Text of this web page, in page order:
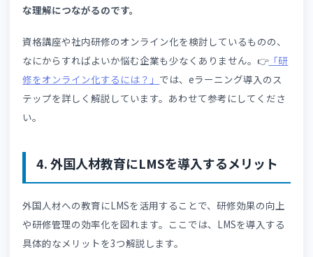
本機能
LMS（eラーニングシステム）は、教材配信や受講管理、テ
スト実施などを一元管理できる学習管理システムです。
そのなかで多言語対応LMSは、外国人受講者向けにさまざ
な言語で学習環境を提供できる仕組みを備えています。
例えば、LMSによって以下の対応が可能になります。
管理画面の多言語対応